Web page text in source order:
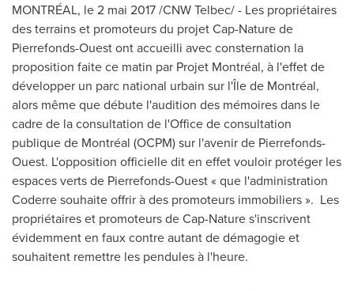
MONTRÉAL, le 2 mai 2017 /CNW Telbec/ - Les propriétaires
des terrains et promoteurs du projet Cap-Nature de
Pierrefonds-Ouest ont accueilli avec consternation la
proposition faite ce matin par Projet Montréal, à l'effet de
développer un parc national urbain sur l'Île de Montréal,
alors même que débute l'audition des mémoires dans le
cadre de la consultation de l'Office de consultation
publique de Montréal (OCPM) sur l'avenir de Pierrefonds-
Ouest. L'opposition officielle dit en effet vouloir protéger les
espaces verts de Pierrefonds-Ouest « que l'administration
Coderresouhaite offrir à des promoteurs immobiliers ». Les
propriétaires et promoteurs de Cap-Nature s'inscrivent
évidemment en faux contre autant de démagogie et
souhaitent remettre les pendules à l'heure.